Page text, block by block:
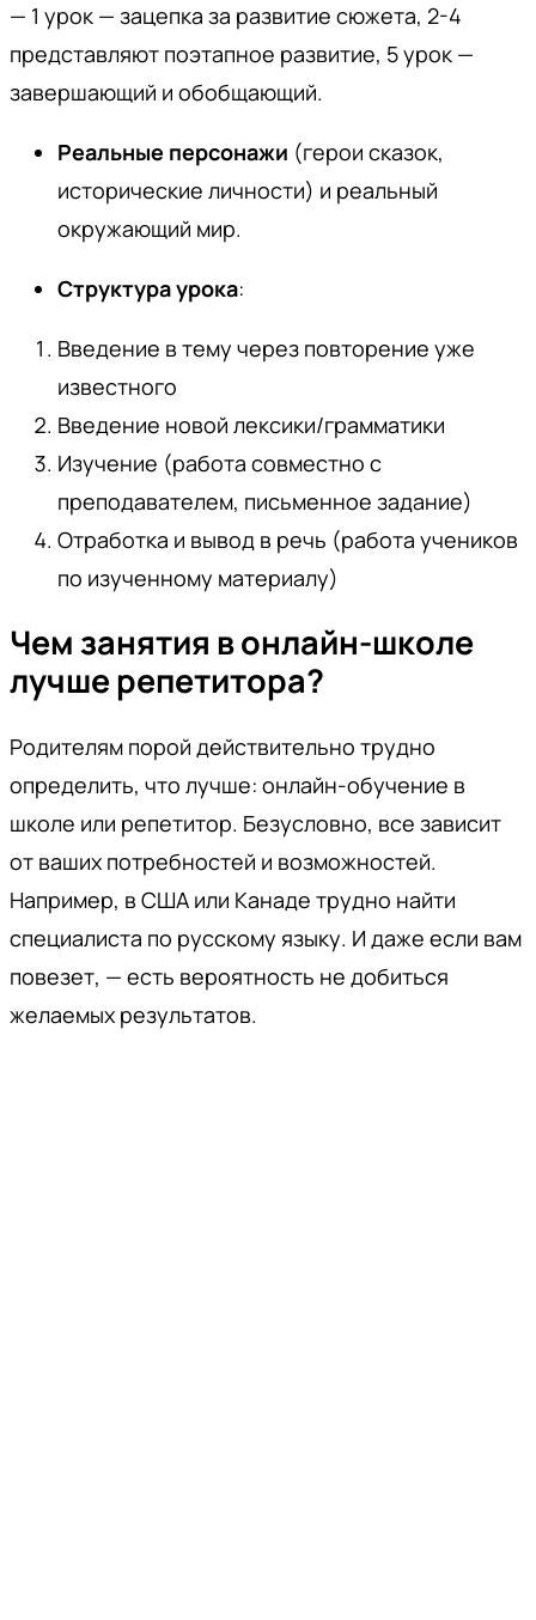
— 1 урок — зацепка за развитие сюжета, 2-4
представляют поэтапное развитие, 5 урок —
завершающий и обобщающий.
Реальные персонажи (герои сказок,
исторические личности) и реальный
окружающий мир.
Структура урока:
Введение в тему через повторение уже
известного
Введение новой лексики/грамматики
Изучение (работа совместно с
преподавателем, письменное задание)
Отработка и вывод в речь (работа учеников
по изученному материалу)
Чем занятия в онлайн-школе
лучше репетитора?
Родителям порой действительно трудно
определить, что лучше: онлайн-обучение в
школе или репетитор. Безусловно, все зависит
от ваших потребностей и возможностей.
Например, в США или Канаде трудно найти
специалиста по русскому языку. И даже если вам
повезет, — есть вероятность не добиться
желаемых результатов.